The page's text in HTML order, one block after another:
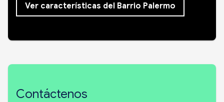
Ver características del Barrio Palermo
Contáctenos